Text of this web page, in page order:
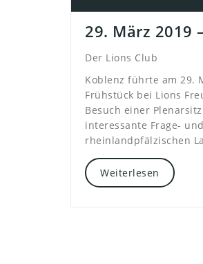
29. März 2019
Der Lions Club
Koblenz führte am 29.
Frühstück bei Lions
Besuch einer
interessante Frage-
rheinlandpfälzischen
Weiterlesen